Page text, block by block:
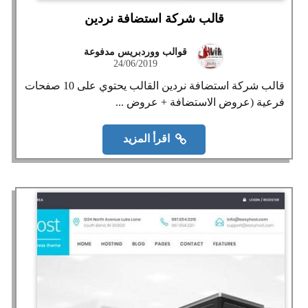
قالب شركة استضافة نردين
قوالب ووردبريس مدفوعة
24/06/2019
قالب شركة استضافة نردين القالب يحتوي على 10 صفحات
فرعية (عروض الاستضافة + عروض ...
اقرأ المزيد